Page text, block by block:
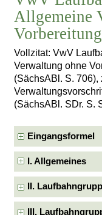
Allgemeine
Vollzitat: VwV
Verwaltung ohne
(SächsABl. S.
(SächsABl. SDr. S.
Eingangsformel
I. Allgemeines
II.
III.